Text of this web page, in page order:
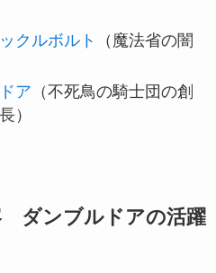
クルボルト
（魔法省の闇
ア （不死鳥の騎士団の創
）
ダンブルドアの活躍